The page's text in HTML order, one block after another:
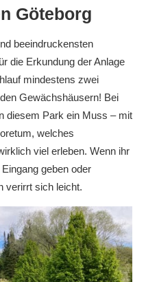
Göteborg
beeindruckensten
die Erkundung der Anlage
mindestens zwei
Gewächshäusern! Bei
diesem Park ein Muss – mit
welches
viel erleben. Wenn ihr
geben oder
verirrt sich leicht.